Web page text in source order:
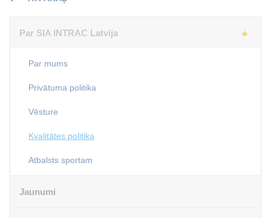
Par SIA INTRAC Latvija
Par mums
Privātuma politika
Vēsture
Kvalitātes politika
Atbalsts sportam
Jaunumi